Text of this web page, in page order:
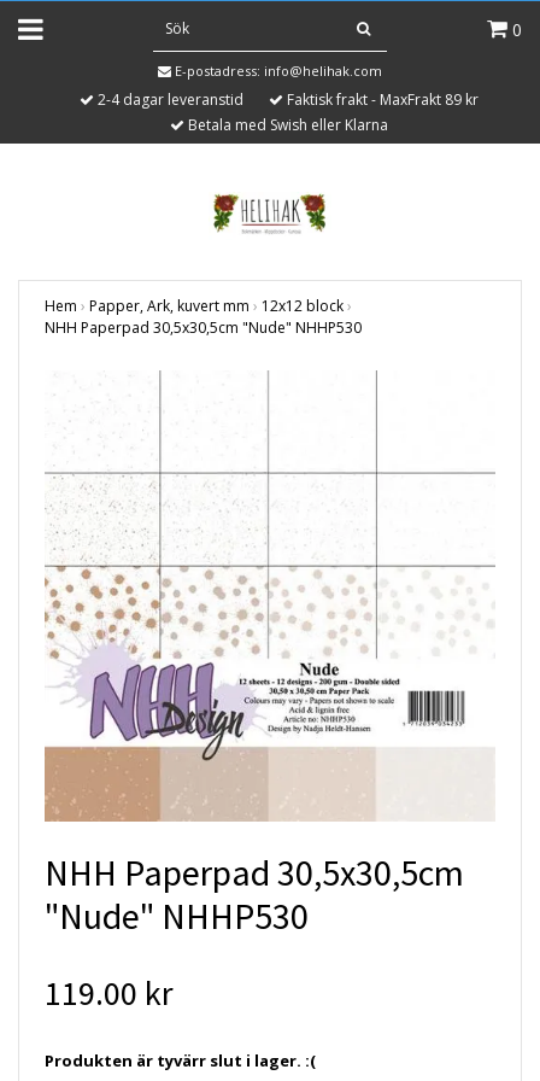
0
E-postadress: info@helihak.com
2-4 dagar leveranstid
Faktisk frakt - MaxFrakt 89 kr
Betala med Swish eller Klarna
Hem › Papper, Ark, kuvert mm › 12x12 block›
NHH Paperpad 30,5x30,5cm "Nude" NHHP530
NHH Paperpad 30,5x30,5cm
"Nude" NHHP530
119.00 kr
Produkten är tyvärr slut i lager. :(